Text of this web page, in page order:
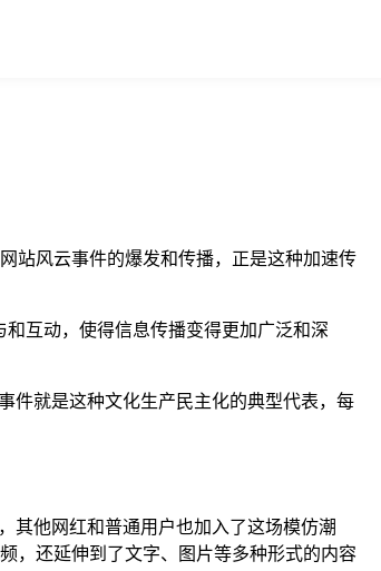
站风云事件的爆发和传播，正是这种加速传
互动，使得信息传播变得更加广泛和深
件就是这种文化生产民主化的典型代表，每
其他网红和普通用户也加入了这场模仿潮
，还延伸到了文字、图片等多种形式的内容